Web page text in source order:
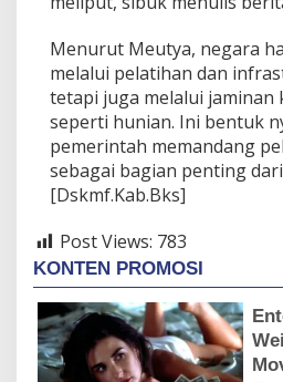
Menurut Meutya, negara
melalui pelatihan dan
tetapi juga melalui jaminan
seperti hunian. Ini bentuk
pemerintah memandang
sebagai bagian penting
[Dskmf.Kab.Bks]
Post Views: 783